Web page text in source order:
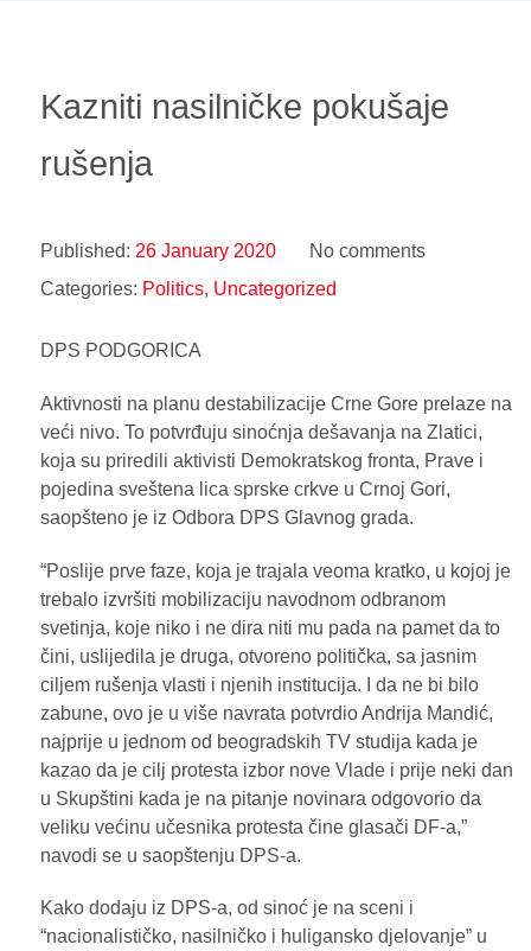
Kazniti nasilničke pokušaje
rušenja
Published: 26 January 2020
No comments
Categories: Politics, Uncategorized
DPS PODGORICA
Aktivnosti na planu destabilizacije Crne Gore prelaze na
veći nivo. To potvrđuju sinoćnja dešavanja na Zlatici,
koja su priredili aktivisti Demokratskog fronta, Prave i
pojedina sveštena lica sprske crkve u Crnoj Gori,
saopšteno je iz Odbora DPS Glavnog grada.
“Poslije prve faze, koja je trajala veoma kratko, u kojoj je
trebalo izvršiti mobilizaciju navodnom odbranom
svetinja, koje niko i ne dira niti mu pada na pamet da to
čini, uslijedila je druga, otvoreno politička, sa jasnim
ciljem rušenja vlasti i njenih institucija. I da ne bi bilo
zabune, ovo je u više navrata potvrdio Andrija Mandić,
najprije u jednom od beogradskih TV studija kada je
kazao da je cilj protesta izbor nove Vlade i prije neki dan
u Skupštini kada je na pitanje novinara odgovorio da
veliku većinu učesnika protesta čine glasači DF-a,”
navodi se u saopštenju DPS-a.
Kako dodaju iz DPS-a, od sinoć je na sceni i
“nacionalističko, nasilničko i huligansko djelovanje” u